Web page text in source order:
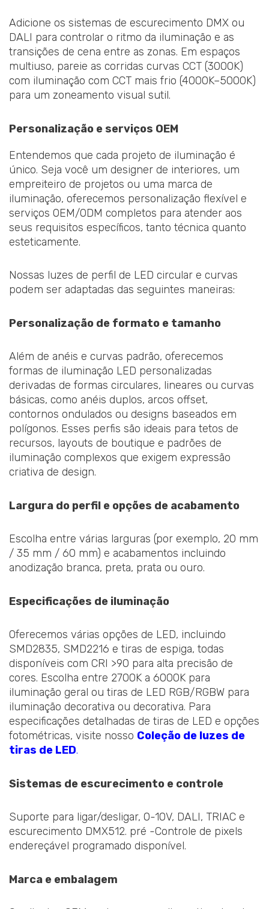
Adicione os sistemas de escurecimento DMX ou
DALI para controlar o ritmo da iluminação e as
transições de cena entre as zonas. Em espaços
multiuso, pareie as corridas curvas CCT (3000K)
com iluminação com CCT mais frio (4000K–5000K)
para um zoneamento visual sutil.
Personalização e serviços OEM
Entendemos que cada projeto de iluminação é
único. Seja você um designer de interiores, um
empreiteiro de projetos ou uma marca de
iluminação, oferecemos personalização flexível e
serviços OEM/ODM completos para atender aos
seus requisitos específicos, tanto técnica quanto
esteticamente.
Nossas luzes de perfil de LED circular e curvas
podem ser adaptadas das seguintes maneiras:
Personalização de formato e tamanho
Além de anéis e curvas padrão, oferecemos
formas de iluminação LED personalizadas
derivadas de formas circulares, lineares ou curvas
básicas, como anéis duplos, arcos offset,
contornos ondulados ou designs baseados em
polígonos. Esses perfis são ideais para tetos de
recursos, layouts de boutique e padrões de
iluminação complexos que exigem expressão
criativa de design.
Largura do perfil e opções de acabamento
Escolha entre várias larguras (por exemplo, 20 mm
/ 35 mm / 60 mm) e acabamentos incluindo
anodização branca, preta, prata ou ouro.
Especificações de iluminação
Oferecemos várias opções de LED, incluindo
SMD2835, SMD2216 e tiras de espiga, todas
disponíveis com CRI >90 para alta precisão de
cores. Escolha entre 2700K a 6000K para
iluminação geral ou tiras de LED RGB/RGBW para
iluminação decorativa ou decorativa. Para
especificações detalhadas de tiras de LED e opções
fotométricas, visite nosso Coleção de luzes de
tiras de LED.
Sistemas de escurecimento e controle
Suporte para ligar/desligar, 0-10V, DALI, TRIAC e
escurecimento DMX512. pré -Controle de pixels
endereçável programado disponível.
Marca e embalagem